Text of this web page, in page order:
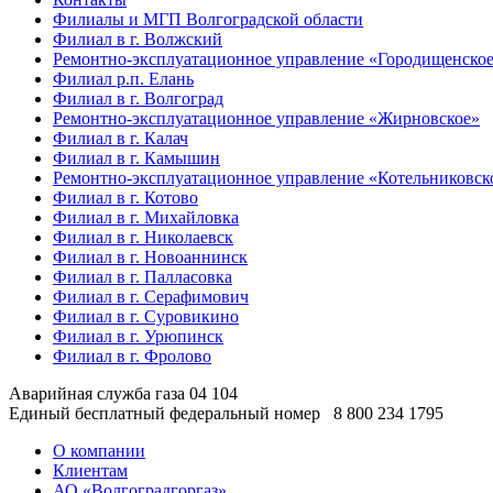
Филиалы и МГП Волгоградской области
Филиал в г. Волжский
Ремонтно-эксплуатационное управление
Филиал р.п. Елань
Филиал в г. Волгоград
Ремонтно-эксплуатационное управление «Жирновское»
Филиал в г. Калач
Филиал в г. Камышин
Ремонтно-эксплуатационное управление
Филиал в г. Котово
Филиал в г. Михайловка
Филиал в г. Николаевск
Филиал в г. Новоаннинск
Филиал в г. Палласовка
Филиал в г. Серафимович
Филиал в г. Суровикино
Филиал в г. Урюпинск
Филиал в г. Фролово
Аварийная служба газа 04 104
Единый бесплатный федеральный номер
8 800 234 1795
О компании
Клиентам